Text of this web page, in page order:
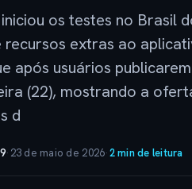
os testes no Brasil
extras ao
após usuários
(22), mostrando a
d
· 23 de maio de 2026·2 min de leitura